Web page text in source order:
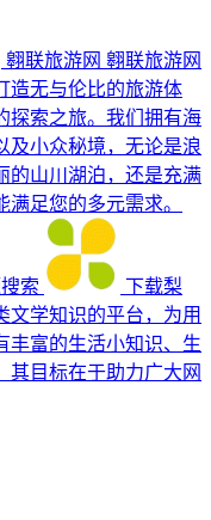
翱联旅游网 翱联旅游网
造无与伦比的旅游体
探索之旅。我们拥有海
及小众秘境，无论是浪
的山川湖泊，还是充满
足您的多元需求。
索
下载梨
文学知识的平台，为用
丰富的生活小知识、生
其目标在于助力广大网